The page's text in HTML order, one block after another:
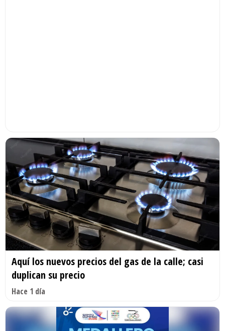
Aquí los nuevos precios del gas de la calle; casi
duplican su precio
Hace 1 día